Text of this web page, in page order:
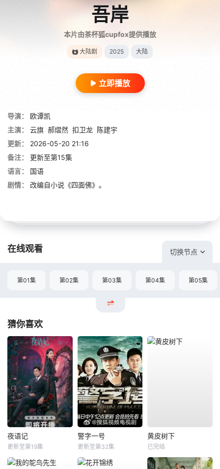
吾岸
本片由茶杯狐cupfox提供播放
大陆剧 2025 大陆
立即播放
导演：
欧谭凯
主演：
云旗 郝熠然 扣卫龙 陈建宇
更新：
2026-05-20 21:16
备注：
更新至第15集
语言：
国语
剧情：
改编自小说《四面佛》。
在线观看 切换节点
第01集 第02集 第03集 第04集 第05集
猜你喜欢
夜语记
更新至第19集
警字一号
更新至第32集
黄皮树下
已完结